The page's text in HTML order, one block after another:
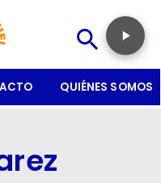
QUIÉNES SOMOS